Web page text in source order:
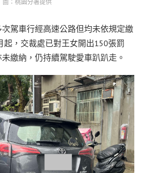
圖：桃園分署提供
駕車行經高速公路但均未依規定繳
起，交裁處已對王女開出150張罰
繳納，仍持續駕駛愛車趴趴走。